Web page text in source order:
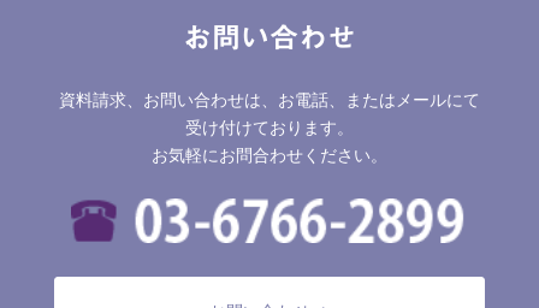
お問い合わせ
資料請求、お問い合わせは、お電話、またはメールにて
受け付けております。
お気軽にお問合わせください。